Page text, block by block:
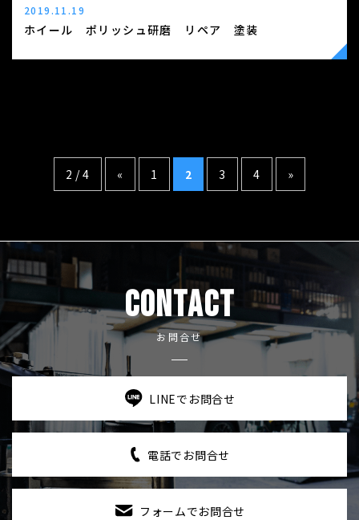
2019.11.19
ホイール ポリッシュ研磨 リペア 塗装
2 / 4 « 1 2 3 4 »
CONTACT
お問合せ
LINEでお問合せ
電話でお問合せ
フォームでお問合せ